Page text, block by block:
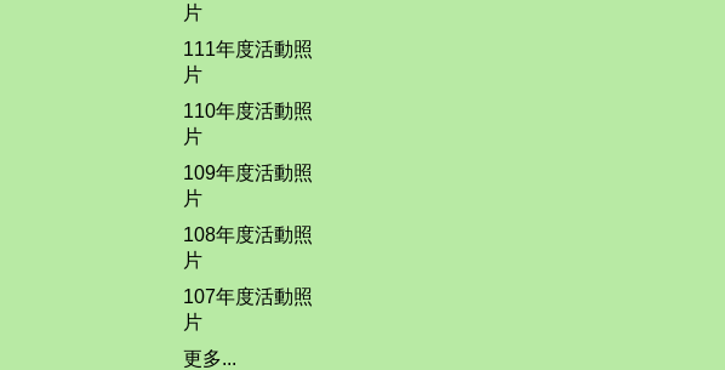
片
111年度活動照
片
110年度活動照
片
109年度活動照
片
108年度活動照
片
107年度活動照
片
更多...